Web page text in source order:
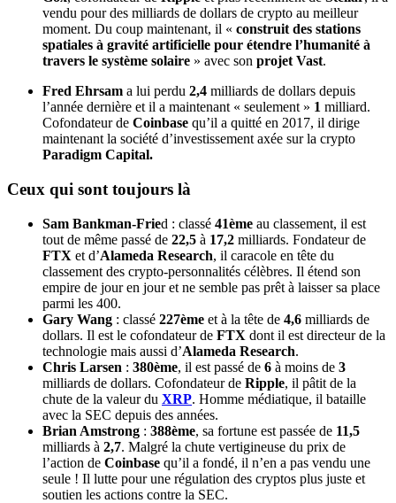
vendu pour des milliards de dollars de crypto au meilleur
moment. Du coup maintenant, il « construit des stations
spatiales à gravité artificielle pour étendre l’humanité à
travers le système solaire » avec son projet Vast.
Fred Ehrsam a lui perdu 2,4 milliards de dollars depuis
l’année dernière et il a maintenant « seulement » 1 milliard.
Cofondateur de Coinbase qu’il a quitté en 2017, il dirige
maintenant la société d’investissement axée sur la crypto
Paradigm Capital.
Ceux qui sont toujours là
Sam Bankman-Fried : classé 41ème au classement, il est
tout de même passé de 22,5 à 17,2 milliards. Fondateur de
FTX et d’Alameda Research, il caracole en tête du
classement des crypto-personnalités célèbres. Il étend son
empire de jour en jour et ne semble pas prêt à laisser sa place
parmi les 400.
Gary Wang : classé 227ème et à la tête de 4,6 milliards de
dollars. Il est le cofondateur de FTX dont il est directeur de la
technologie mais aussi d’Alameda Research.
Chris Larsen : 380ème, il est passé de 6 à moins de 3
milliards de dollars. Cofondateur de Ripple, il pâtit de la
chute de la valeur du XRP. Homme médiatique, il bataille
avec la SEC depuis des années.
Brian Amstrong : 388ème, sa fortune est passée de 11,5
milliards à 2,7. Malgré la chute vertigineuse du prix de
l’action de Coinbase qu’il a fondé, il n’en a pas vendu une
seule ! Il lutte pour une régulation des cryptos plus juste et
soutien les actions contre la SEC.